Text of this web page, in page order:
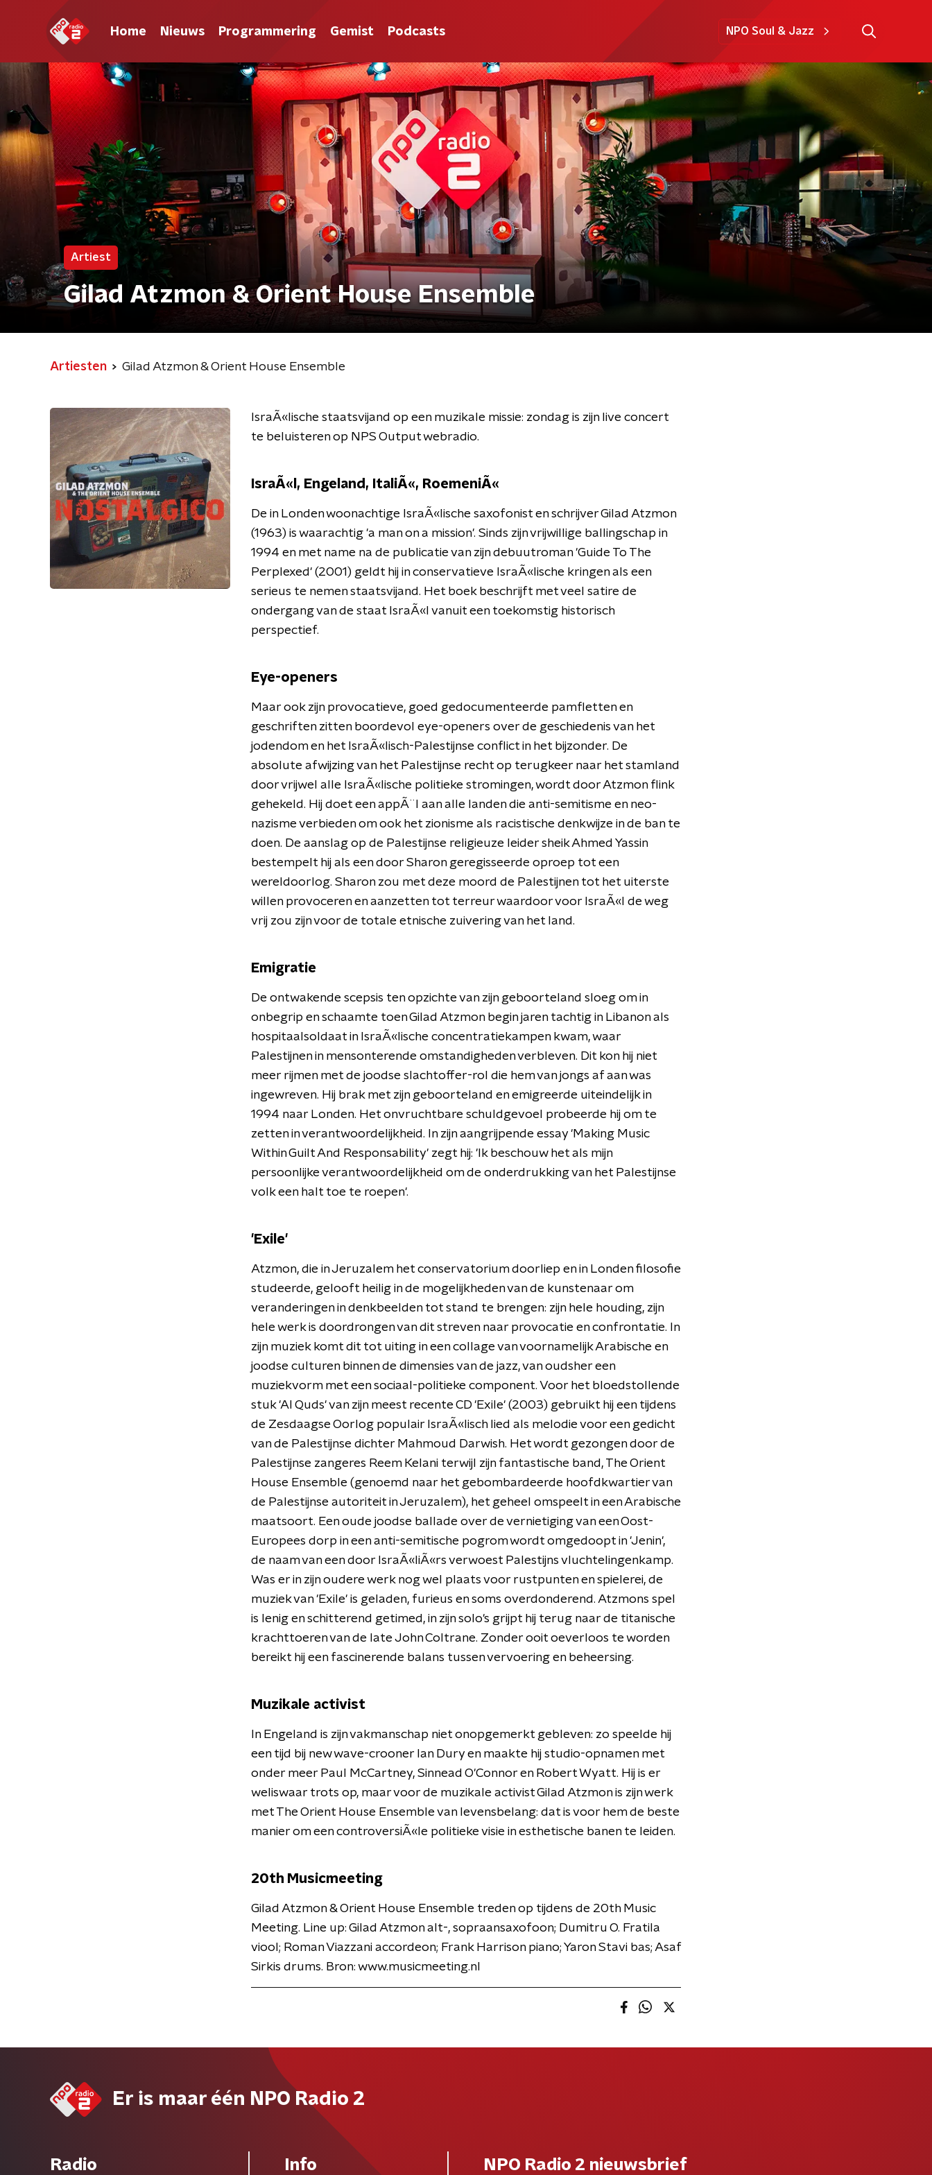
Home Nieuws Programmering Gemist Podcasts NPO Soul & Jazz
Artiest
Gilad Atzmon & Orient House Ensemble
Artiesten Gilad Atzmon & Orient House Ensemble
IsraÃ«lische staatsvijand op een muzikale missie: zondag is zijn live concert
te beluisteren op NPS Output webradio.
IsraÃ«l, Engeland, ItaliÃ«, RoemeniÃ«
De in Londen woonachtige IsraÃ«lische saxofonist en schrijver Gilad Atzmon
(1963) is waarachtig 'a man on a mission'. Sinds zijn vrijwillige ballingschap in
1994 en met name na de publicatie van zijn debuutroman 'Guide To The
Perplexed' (2001) geldt hij in conservatieve IsraÃ«lische kringen als een
serieus te nemen staatsvijand. Het boek beschrijft met veel satire de
ondergang van de staat IsraÃ«l vanuit een toekomstig historisch
perspectief.
Eye-openers
Maar ook zijn provocatieve, goed gedocumenteerde pamfletten en
geschriften zitten boordevol eye-openers over de geschiedenis van het
jodendom en het IsraÃ«lisch-Palestijnse conflict in het bijzonder. De
absolute afwijzing van het Palestijnse recht op terugkeer naar het stamland
door vrijwel alle IsraÃ«lische politieke stromingen, wordt door Atzmon flink
gehekeld. Hij doet een appÃ¨l aan alle landen die anti-semitisme en neo-
nazisme verbieden om ook het zionisme als racistische denkwijze in de ban te
doen. De aanslag op de Palestijnse religieuze leider sheik Ahmed Yassin
bestempelt hij als een door Sharon geregisseerde oproep tot een
wereldoorlog. Sharon zou met deze moord de Palestijnen tot het uiterste
willen provoceren en aanzetten tot terreur waardoor voor IsraÃ«l de weg
vrij zou zijn voor de totale etnische zuivering van het land.
Emigratie
De ontwakende scepsis ten opzichte van zijn geboorteland sloeg om in
onbegrip en schaamte toen Gilad Atzmon begin jaren tachtig in Libanon als
hospitaalsoldaat in IsraÃ«lische concentratiekampen kwam, waar
Palestijnen in mensonterende omstandigheden verbleven. Dit kon hij niet
meer rijmen met de joodse slachtoffer-rol die hem van jongs af aan was
ingewreven. Hij brak met zijn geboorteland en emigreerde uiteindelijk in
1994 naar Londen. Het onvruchtbare schuldgevoel probeerde hij om te
zetten in verantwoordelijkheid. In zijn aangrijpende essay 'Making Music
Within Guilt And Responsability' zegt hij: 'Ik beschouw het als mijn
persoonlijke verantwoordelijkheid om de onderdrukking van het Palestijnse
volk een halt toe te roepen'.
'Exile'
Atzmon, die in Jeruzalem het conservatorium doorliep en in Londen filosofie
studeerde, gelooft heilig in de mogelijkheden van de kunstenaar om
veranderingen in denkbeelden tot stand te brengen: zijn hele houding, zijn
hele werk is doordrongen van dit streven naar provocatie en confrontatie. In
zijn muziek komt dit tot uiting in een collage van voornamelijk Arabische en
joodse culturen binnen de dimensies van de jazz, van oudsher een
muziekvorm met een sociaal-politieke component. Voor het bloedstollende
stuk 'Al Quds' van zijn meest recente CD 'Exile' (2003) gebruikt hij een tijdens
de Zesdaagse Oorlog populair IsraÃ«lisch lied als melodie voor een gedicht
van de Palestijnse dichter Mahmoud Darwish. Het wordt gezongen door de
Palestijnse zangeres Reem Kelani terwijl zijn fantastische band, The Orient
House Ensemble (genoemd naar het gebombardeerde hoofdkwartier van
de Palestijnse autoriteit in Jeruzalem), het geheel omspeelt in een Arabische
maatsoort. Een oude joodse ballade over de vernietiging van een Oost-
Europees dorp in een anti-semitische pogrom wordt omgedoopt in 'Jenin',
de naam van een door IsraÃ«liÃ«rs verwoest Palestijns vluchtelingenkamp.
Was er in zijn oudere werk nog wel plaats voor rustpunten en spielerei, de
muziek van 'Exile' is geladen, furieus en soms overdonderend. Atzmons spel
is lenig en schitterend getimed, in zijn solo's grijpt hij terug naar de titanische
krachttoeren van de late John Coltrane. Zonder ooit oeverloos te worden
bereikt hij een fascinerende balans tussen vervoering en beheersing.
Muzikale activist
In Engeland is zijn vakmanschap niet onopgemerkt gebleven: zo speelde hij
een tijd bij new wave-crooner Ian Dury en maakte hij studio-opnamen met
onder meer Paul McCartney, Sinnead O'Connor en Robert Wyatt. Hij is er
weliswaar trots op, maar voor de muzikale activist Gilad Atzmon is zijn werk
met The Orient House Ensemble van levensbelang: dat is voor hem de beste
manier om een controversiÃ«le politieke visie in esthetische banen te leiden.
20th Musicmeeting
Gilad Atzmon & Orient House Ensemble treden op tijdens de 20th Music
Meeting. Line up: Gilad Atzmon alt-, sopraansaxofoon; Dumitru O. Fratila
viool; Roman Viazzani accordeon; Frank Harrison piano; Yaron Stavi bas; Asaf
Sirkis drums. Bron: www.musicmeeting.nl
Er is maar één NPO Radio 2
Radio Info NPO Radio 2 nieuwsbrief